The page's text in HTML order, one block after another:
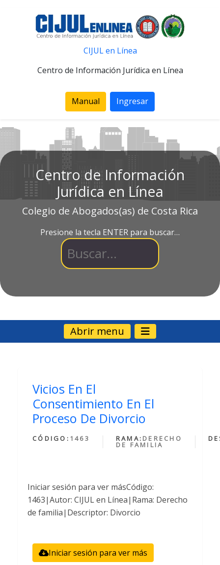
CIJUL en Línea
Centro de Información Jurídica en Línea
Manual Ingresar
Centro de Información
Jurídica en Línea
Colegio de Abogados(as) de Costa Rica
Presione la tecla ENTER para buscar…
Abrir menu
Vicios En El
Consentimiento En El
Proceso De Divorcio
CÓDIGO: 1463 RAMA: DERECHO
DE FAMILIA
Iniciar sesión para ver másCódigo:
1463|Autor: CIJUL en Línea|Rama: Derecho
de familia|Descriptor: Divorcio
Iniciar sesión para ver más